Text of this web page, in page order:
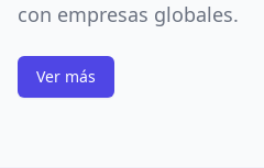
con empresas globales.
Ver más